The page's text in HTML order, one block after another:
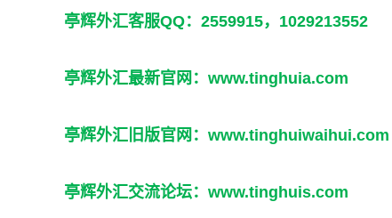
亭辉外汇客服QQ：2559915，1029213552
亭辉外汇最新官网： www.tinghuia.com
亭辉外汇旧版官网： www.tinghuiwaihui.com
亭辉外汇交流论坛： www.tinghuis.com